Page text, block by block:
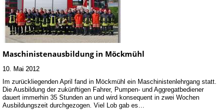
Maschinistenausbildung in Möckmühl
10. Mai 2012
Im zurückliegenden April fand in Möckmühl ein Maschinistenlehrgang statt.
Die Ausbildung der zukünftigen Fahrer, Pumpen- und Aggregatbediener
dauert immerhin 35 Stunden an und wird konsequent in zwei Wochen
Ausbildungszeit durchgezogen. Viel Lob gab es…